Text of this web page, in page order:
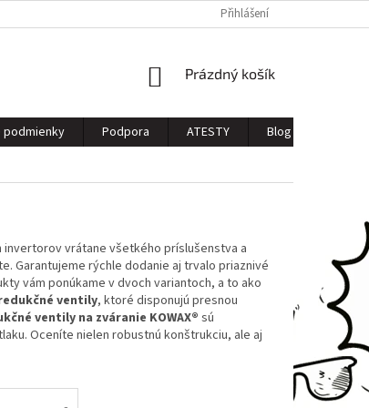
ÚDAJOV Přihlášení
NÁKUPNÍ
Prázdný košík
podmienky Podpora ATESTY Blog
vrátane všetkého príslušenstva a
Garantujeme rýchle dodanie aj trvalo priaznivé
vám ponúkame v dvoch variantoch, a to ako
ventily, ktoré disponujú presnou
ventily na zváranie KOWAX®sú
Oceníte nielen robustnú konštrukciu, ale aj